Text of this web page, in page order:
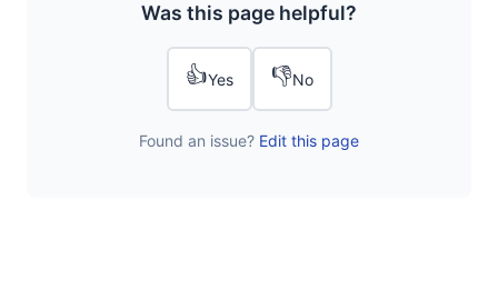
Was this page helpful?
👍Yes 👎No
Found an issue? Edit this page